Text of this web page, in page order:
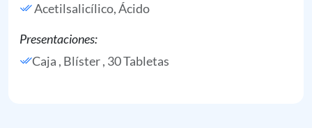
Acetilsalicílico, Ácido
Presentaciones:
Caja , Blíster , 30 Tabletas